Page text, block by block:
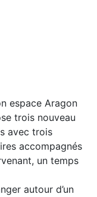
espace Aragon
trois nouveau
avec trois
accompagnés
un temps
autour d’un